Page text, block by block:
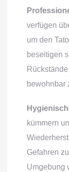
verfügen
um den
beseitigen
bewohnbar
kümmern
Gefahren
Umgebung